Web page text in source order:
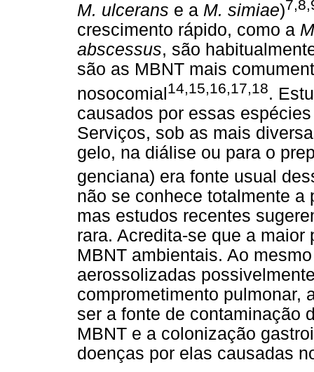
M. ulcerans e a M. simiae)
crescimento rápido, como a
abscessus, são
são as MBNT mais
nosocomial14,15,16,17,18.
causados por essas
Serviços, sob as mais
gelo, na diálise ou para o
genciana) era fonte usual
não se conhece totalmente a
mas estudos recentes
rara. Acredita-se que a
MBNT ambientais. Ao
aerossolizadas
comprometimento pulmonar,
ser a fonte de contaminação
MBNT e a colonização
doenças por elas causadas